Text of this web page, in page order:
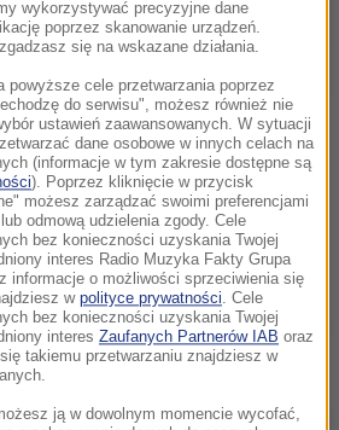
ZMOKU -
Obsługi Końcowego
nigdy do niczego nie został
w zawiadomieniu.
przez poprzedni
do połączenia państwowych baz
życie nam i urzędnikom.
do Prokuratury Okręgowej
wykorzystywać precyzyjne dane
poprzez skanowanie urządzeń.
się na wskazane działania.
powyższe cele przetwarzania poprzez
do serwisu", możesz również nie
ustawień zaawansowanych. W sytuacji
dane osobowe w innych celach na
(informacje w tym zakresie dostępne są
). Poprzez kliknięcie w przycisk
możesz zarządzać swoimi preferencjami
odmową udzielenia zgody. Cele
bez konieczności uzyskania Twojej
interes Radio Muzyka Fakty Grupa
informacje o możliwości sprzeciwienia się
w polityce prywatności. Cele
bez konieczności uzyskania Twojej
interes Zaufanych Partnerów IAB oraz
takiemu przetwarzaniu znajdziesz w
ją w dowolnym momencie wycofać,